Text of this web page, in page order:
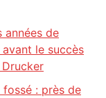
années de
le succès
: près de